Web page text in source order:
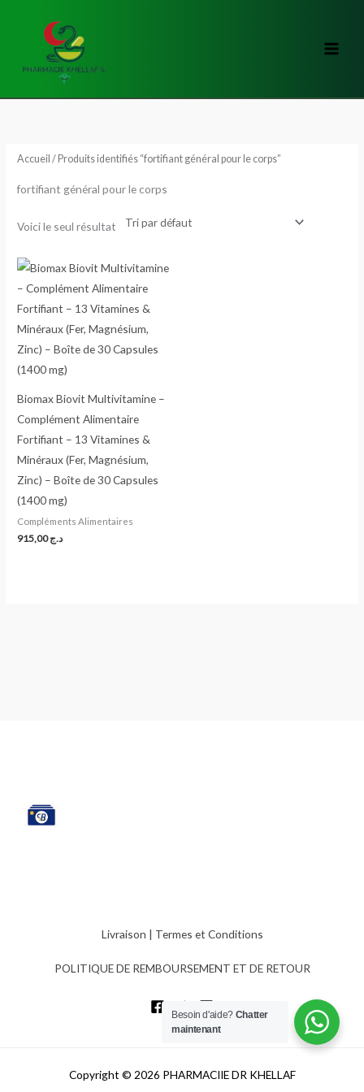
Accueil / Produits identifiés “fortifiant général pour le corps”
fortifiant général pour le corps
Voici le seul résultat
Biomax Biovit Multivitamine –
Complément Alimentaire
Fortifiant – 13 Vitamines &
Minéraux (Fer, Magnésium,
Zinc) – Boîte de 30 Capsules
(1400 mg)
Compléments Alimentaires
د.ج915,00
Livraison | Termes et Conditions
POLITIQUE DE REMBOURSEMENT ET DE RETOUR
Copyright © 2026 PHARMACIIE DR KHELLAF
Besoin d'aide? Chatter
maintenant